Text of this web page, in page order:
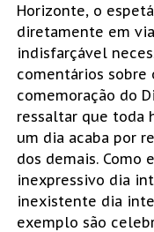
Horizonte, o
diretamente em
indisfarçável
comentários
comemoração do
ressaltar que toda
um dia acaba por
dos demais. Como
inexpressivo dia
inexistente dia
exemplo são